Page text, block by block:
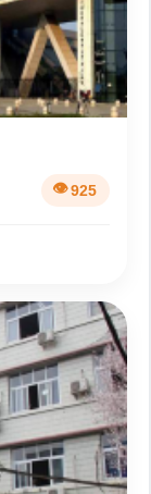
925